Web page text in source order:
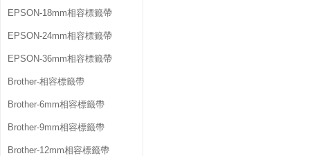
EPSON-18mm相容標籤帶
EPSON-24mm相容標籤帶
EPSON-36mm相容標籤帶
Brother-相容標籤帶
Brother-6mm相容標籤帶
Brother-9mm相容標籤帶
Brother-12mm相容標籤帶